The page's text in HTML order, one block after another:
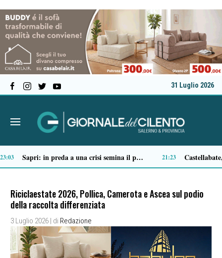
31 Luglio 2026
Tortorella celebra la Fiera di San Basilio: tra antichi mestieri, bestiame e la musica della Bandabardò 14:49
Riciclaestate 2026, Pollica, Camerota e Ascea sul podio
della raccolta differenziata
3 Luglio 2026 | di Redazione